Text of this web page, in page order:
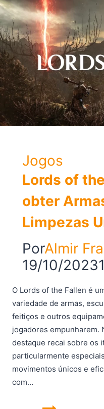
Jogos
Lords of
obter
Limpezas
PorAlmir
19/10/2023
O Lords of the Fallen é
variedade de armas,
feitiços e outros
jogadores empunharem.
destaque recai sobre os
particularmente
movimentos únicos e
com…